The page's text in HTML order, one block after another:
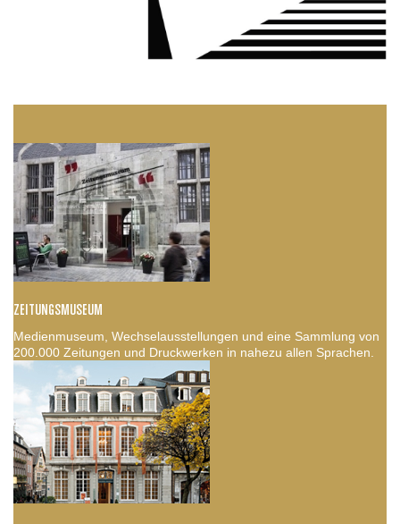
ZEITUNGSMUSEUM
Medienmuseum, Wechselausstellungen und eine Sammlung von
200.000 Zeitungen und Druckwerken in nahezu allen Sprachen.